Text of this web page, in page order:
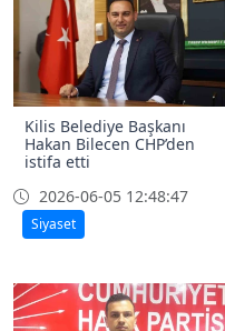
Kilis Belediye Başkanı
Hakan Bilecen CHP’den
istifa etti
2026-06-05 12:48:47
Siyaset